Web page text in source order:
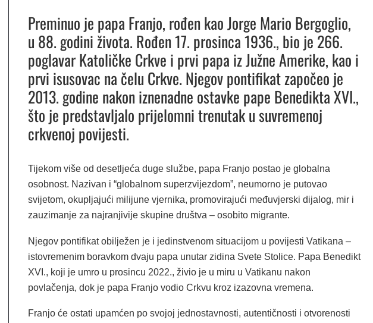
Preminuo je papa Franjo, rođen kao Jorge Mario Bergoglio,
u 88. godini života. Rođen 17. prosinca 1936., bio je 266.
poglavar Katoličke Crkve i prvi papa iz Južne Amerike, kao i
prvi isusovac na čelu Crkve. Njegov pontifikat započeo je
2013. godine nakon iznenadne ostavke pape Benedikta XVI.,
što je predstavljalo prijelomni trenutak u suvremenoj
crkvenoj povijesti.
Tijekom više od desetljeća duge službe, papa Franjo postao je globalna
osobnost. Nazivan i “globalnom superzvijezdom”, neumorno je putovao
svijetom, okupljajući milijune vjernika, promovirajući međuvjerski dijalog, mir i
zauzimanje za najranjivije skupine društva – osobito migrante.
Njegov pontifikat obilježen je i jedinstvenom situacijom u povijesti Vatikana –
istovremenim boravkom dvaju papa unutar zidina Svete Stolice. Papa Benedikt
XVI., koji je umro u prosincu 2022., živio je u miru u Vatikanu nakon
povlačenja, dok je papa Franjo vodio Crkvu kroz izazovna vremena.
Franjo će ostati upamćen po svojoj jednostavnosti, autentičnosti i otvorenosti